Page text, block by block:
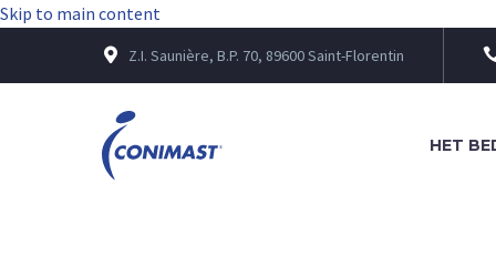
Skip to main content

 Z.I. Saunière, B.P. 70, 89600 Saint-Florentin
HET